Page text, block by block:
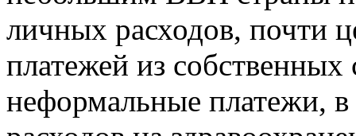
личных расходов,
платежей из
неформальные платежи,